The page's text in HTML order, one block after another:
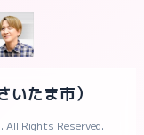
たま市）
. All Rights Reserved.